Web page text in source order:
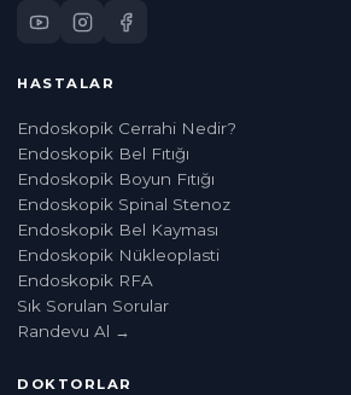
HASTALAR
Endoskopik Cerrahi Nedir?
Endoskopik Bel Fıtığı
Endoskopik Boyun Fıtığı
Endoskopik Spinal Stenoz
Endoskopik Bel Kayması
Endoskopik Nükleoplasti
Endoskopik RFA
Sık Sorulan Sorular
Randevu Al →
DOKTORLAR